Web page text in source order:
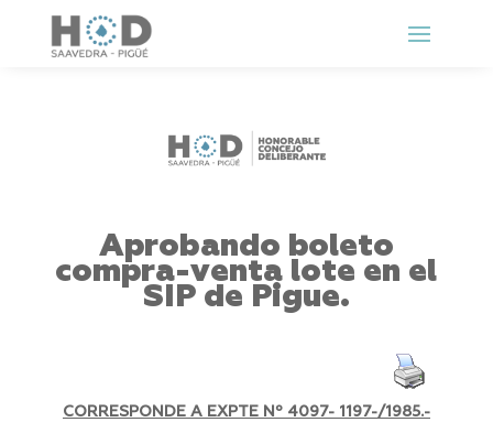
Aprobando boleto
compra-venta lote en el
SIP de Pigue.
CORRESPONDE A EXPTE Nº 4097- 1197-/1985.-